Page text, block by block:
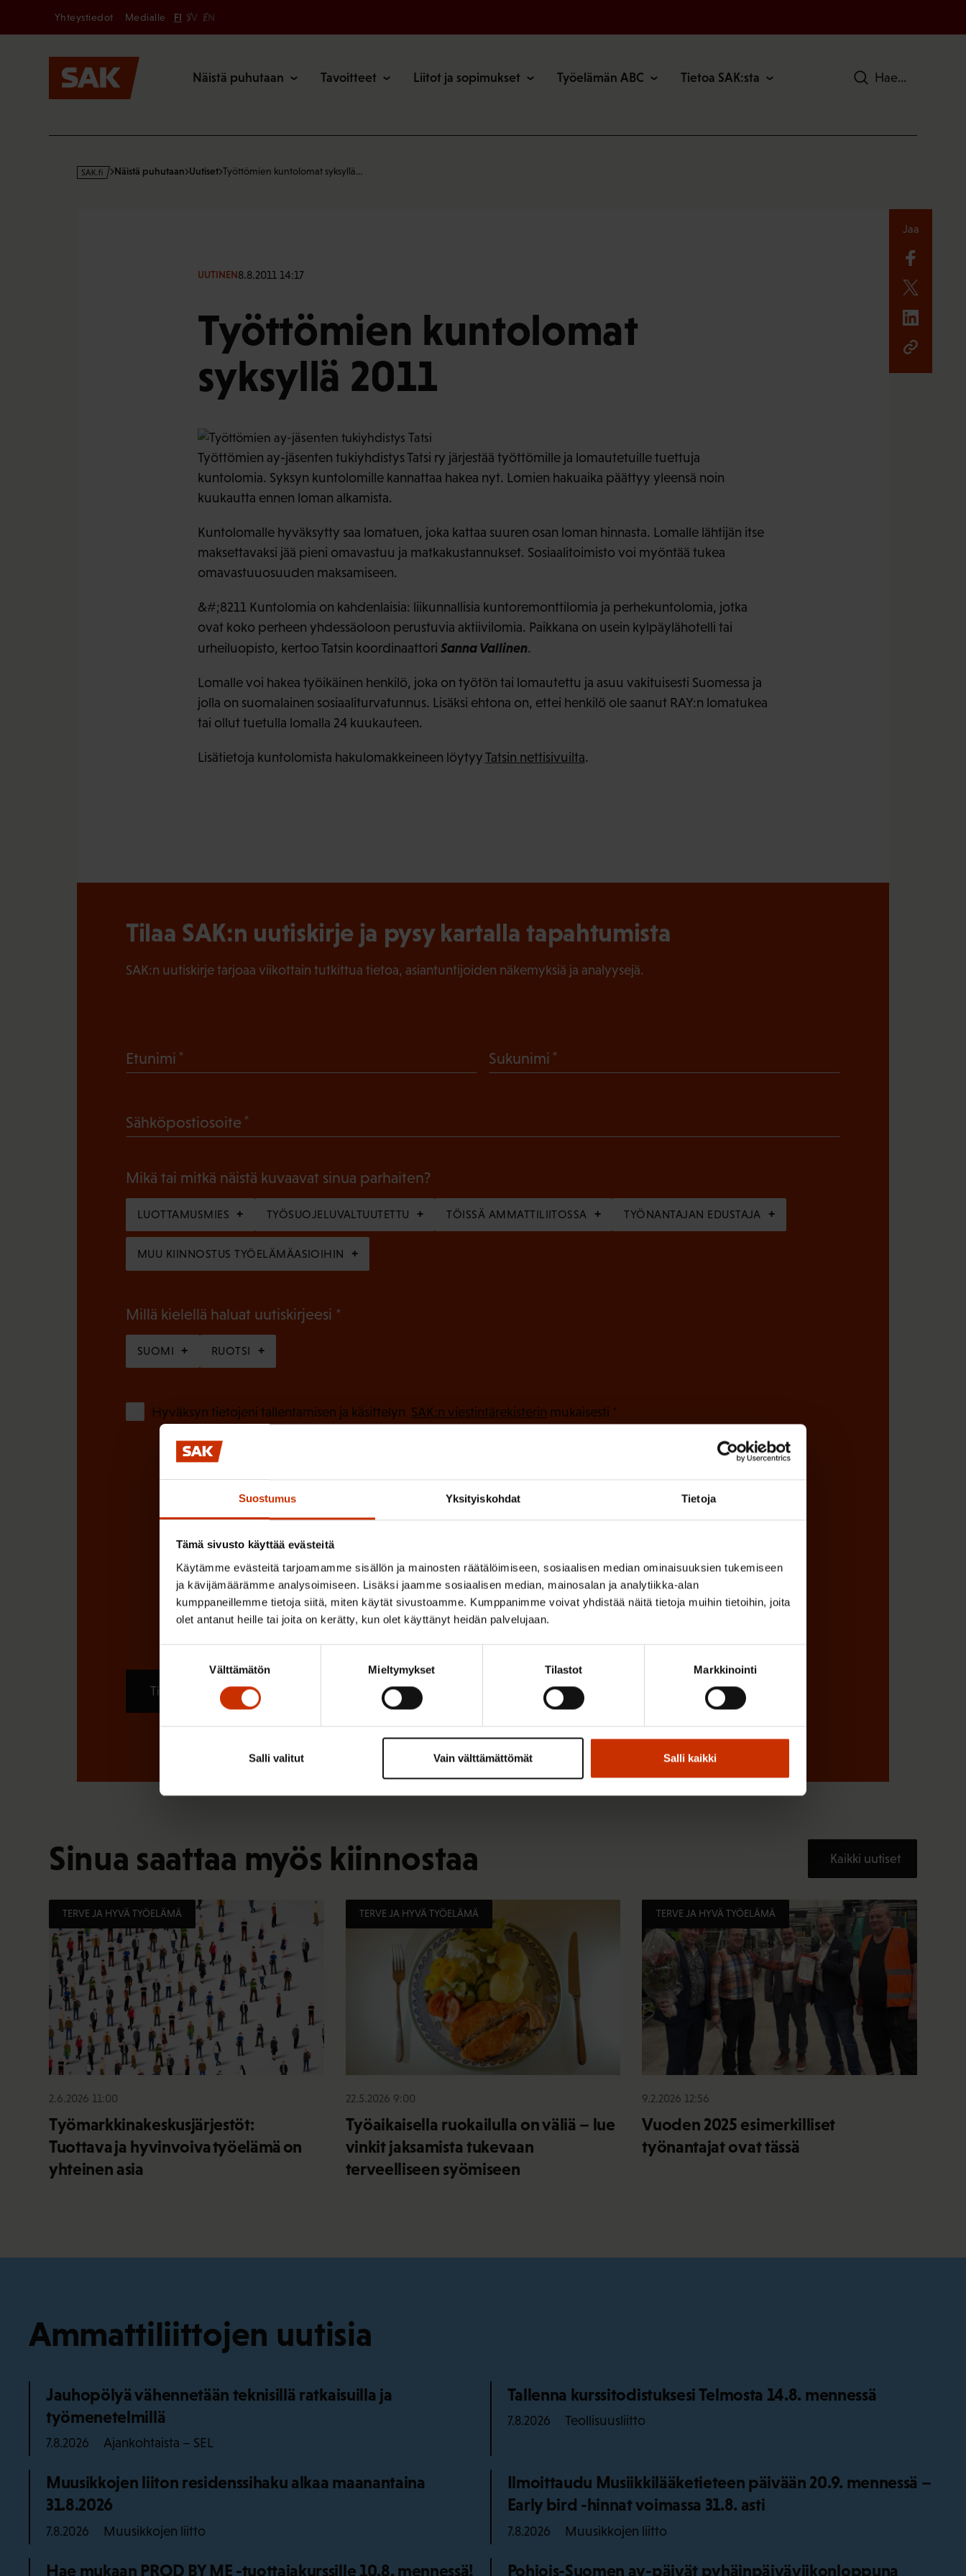
Suostumus Yksityiskohdat Tietoja
Tämä sivusto käyttää evästeitä
Käytämme evästeitä tarjoamamme sisällön ja mainosten räätälöimiseen, sosiaalisen median ominaisuuksien tukemiseen
ja kävijämäärämme analysoimiseen. Lisäksi jaamme sosiaalisen median, mainosalan ja analytiikka-alan
kumppaneillemme tietoja siitä, miten käytät sivustoamme. Kumppanimme voivat yhdistää näitä tietoja muihin tietoihin, joita
olet antanut heille tai joita on kerätty, kun olet käyttänyt heidän palvelujaan.
valinta
Välttämätön Mieltymykset Tilastot Markkinointi
Vain välttämättömät
Salli valitut Salli kaikki
Secondary
Yhteystiedot Medialle FI SV EN
Näistä puhutaan Tavoitteet Liitot ja sopimukset Työelämän ABC Tietoa SAK:sta Hae
s
Näistä puhutaan Uutiset Työttömien kuntolomat syksyllä…
UUTINEN8.8.2011 14:17
Työttömien kuntolomat
syksyllä 2011
Työttömien ay-jäsenten tukiyhdistys Tatsi ry järjestää työttömille ja lomautetuille tuettuja
kuntolomia. Syksyn kuntolomille kannattaa hakea nyt. Lomien hakuaika päättyy yleensä noin
kuukautta ennen loman alkamista.
Kuntolomalle hyväksytty saa lomatuen, joka kattaa suuren osan loman hinnasta. Lomalle lähtijän itse
maksettavaksi jää pieni omavastuu ja matkakustannukset. Sosiaalitoimisto voi myöntää tukea
omavastuuosuuden maksamiseen.
&#;8211 Kuntolomia on kahdenlaisia: liikunnallisia kuntoremonttilomia ja perhekuntolomia, jotka
ovat koko perheen yhdessäoloon perustuvia aktiivilomia. Paikkana on usein kylpäylähotelli tai
urheiluopisto, kertoo Tatsin koordinaattori Sanna Vallinen.
Lomalle voi hakea työikäinen henkilö, joka on työtön tai lomautettu ja asuu vakituisesti Suomessa ja
jolla on suomalainen sosiaaliturvatunnus. Lisäksi ehtona on, ettei henkilö ole saanut RAY:n lomatukea
tai ollut tuetulla lomalla 24 kuukauteen.
Lisätietoja kuntolomista hakulomakkeineen löytyyTatsin nettisivuilta.
Tilaa SAK:n uutiskirje ja pysy kartalla tapahtumista
SAK:n uutiskirje tarjoaa viikottain tutkittua tietoa, asiantuntijoiden näkemyksiä ja analyysejä.
Etunimi
k
l
l
i
n
e
)
Sukunimi
l
i
Sähköpostiosoite
l
l
n
e
n
Mikä tai mitkä näistä kuvaavat sinua parhaiten?
LUOTTAMUSMIES TYÖSUOJELUVALTUUTETTU TÖISSÄ AMMATTILIITOSSA TYÖNANTAJAN EDUSTAJA
MUU KIINNOSTUS TYÖELÄMÄASIOIHIN
Millä kielellä haluat uutiskirjeesi
o
n
)
SUOMI RUOTSI
Hyväksyn tietojeni tallentamisen ja käsittelyn SAK:n viestintärekisterin mukaisesti *
P
n
e
n
Tilaa
Jaa
Sinua saattaa myös kiinnostaa Kaikki uutiset
TERVE JA HYVÄ TYÖELÄMÄ
2.6.2026 11:00
Työmarkkinakeskusjärjestöt:
Tuottava ja hyvinvoiva työelämä on
yhteinen asia
TERVE JA HYVÄ TYÖELÄMÄ
22.5.2026 9:00
Työaikaisella ruokailulla on väliä – lue
vinkit jaksamista tukevaan
terveelliseen syömiseen
TERVE JA HYVÄ TYÖELÄMÄ
9.2.2026 12:56
Vuoden 2025 esimerkilliset
työnantajat ovat tässä
Ammattiliittojen uutisia
Jauhopölyä vähennetään teknisillä ratkaisuilla ja
työmenetelmillä
7.8.2026 Ajankohtaista – SEL
Tallenna kurssitodistuksesi Telmosta 14.8. mennessä
7.8.2026 Teollisuusliitto
Muusikkojen liiton residenssihaku alkaa maanantaina
31.8.2026
7.8.2026 Muusikkojen liitto
Ilmoittaudu Musiikkilääketieteen päivään 20.9. mennessä –
Early bird -hinnat voimassa 31.8. asti
7.8.2026 Muusikkojen liitto
Hae mukaan PROD BY ME -tuottajakurssille 10.8. mennessä! Pohjois-Suomen ay-päivät pyhäinpäiväviikonloppuna